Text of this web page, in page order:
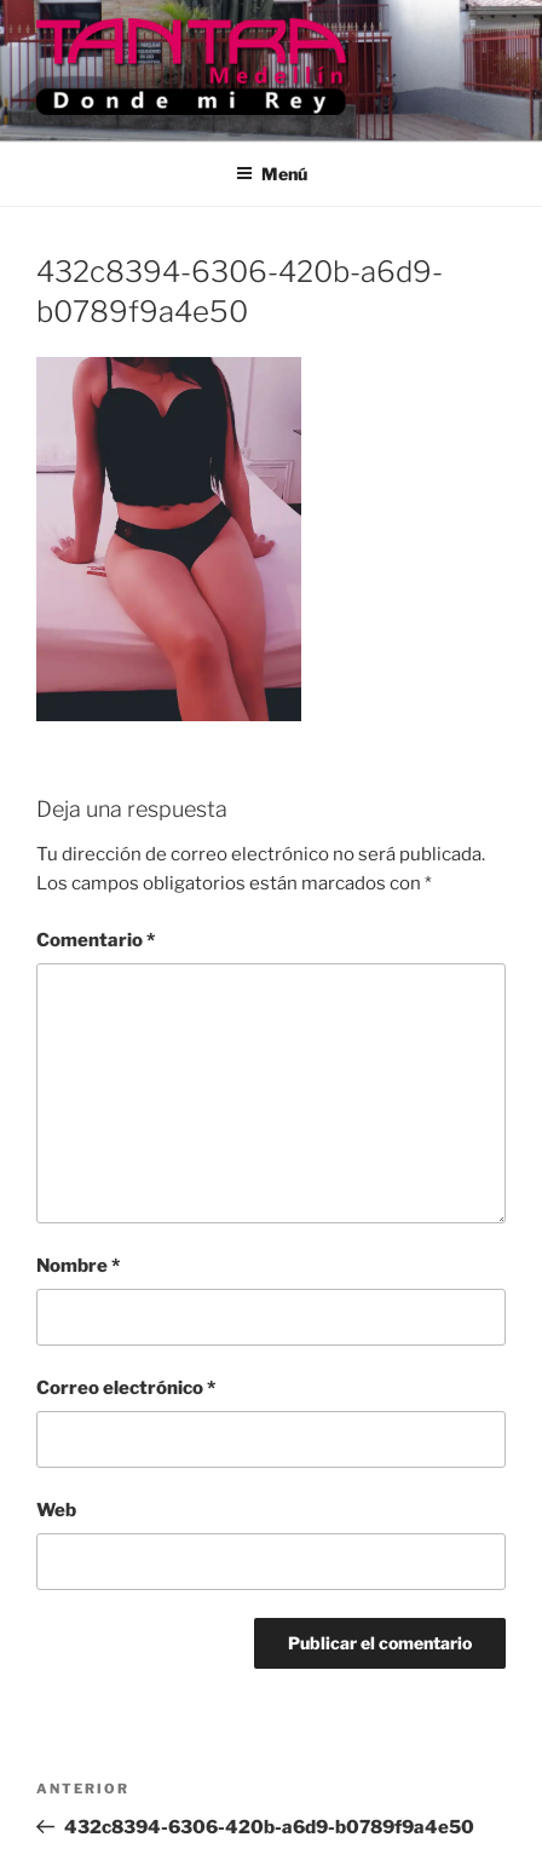
Saltar
al
contenido
TANTRA MEDELLIN
Donde Mi Rey
Menú
432c8394-6306-420b-a6d9-
b0789f9a4e50
Deja una respuesta
Tu dirección de correo electrónico no será publicada.
Los campos obligatorios están marcados con *
Comentario*
Nombre*
Correo electrónico*
Web
entradas
Entrada
anterior:
ANTERIOR
432c8394-6306-420b-a6d9-b0789f9a4e50